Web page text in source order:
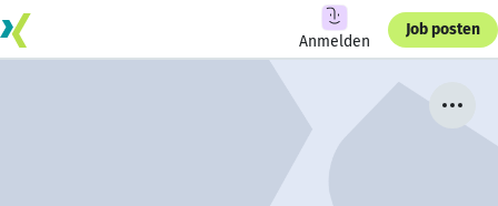
Anmelden
Job posten